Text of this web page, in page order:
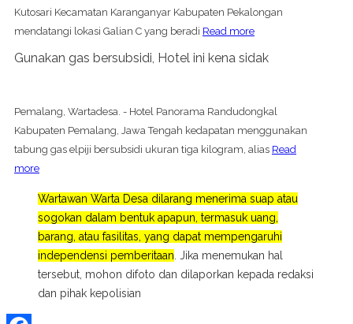
Kutosari Kecamatan Karanganyar Kabupaten Pekalongan
mendatangi lokasi Galian C yang beradi Read more
Gunakan gas bersubsidi, Hotel ini kena sidak
Pemalang, Wartadesa. - Hotel Panorama Randudongkal
Kabupaten Pemalang, Jawa Tengah kedapatan menggunakan
tabung gas elpiji bersubsidi ukuran tiga kilogram, alias Read
more
Wartawan Warta Desa dilarang menerima suap atau
sogokan dalam bentuk apapun, termasuk uang,
barang, atau fasilitas, yang dapat mempengaruhi
independensi pemberitaan . Jika menemukan hal
tersebut, mohon difoto dan dilaporkan kepada redaksi
dan pihak kepolisian